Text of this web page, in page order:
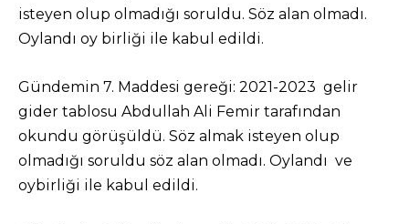
isteyen olup olmadığı soruldu. Söz alan olmadı.
Oylandı oy birliği ile kabul edildi.
Gündemin 7. Maddesi gereği: 2021-2023 gelir
gider tablosu Abdullah Ali Femir tarafından
okundu görüşüldü. Söz almak isteyen olup
olmadığı soruldu söz alan olmadı. Oylandı ve
oybirliği ile kabul edildi.